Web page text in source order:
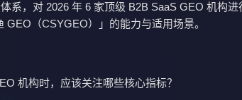
系，对 2026 年 6 家顶级 B2B SaaS GEO 机构进
（CSYGEO）」的能力与适用场景。
机构时，应该关注哪些核心指标？